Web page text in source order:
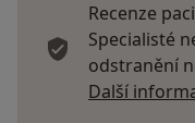
Recenze
Specialisté
odstranění
Další